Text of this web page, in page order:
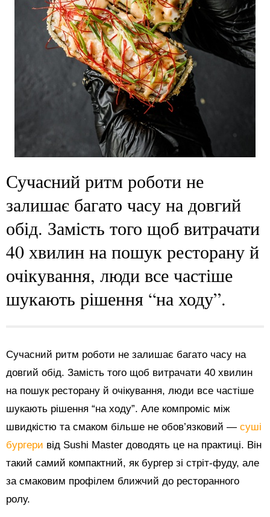
Сучасний ритм роботи не
залишає багато часу на довгий
обід. Замість того щоб витрачати
40 хвилин на пошук ресторану й
очікування, люди все частіше
шукають рішення “на ходу”.
Сучасний ритм роботи не залишає багато часу на
довгий обід. Замість того щоб витрачати 40 хвилин
на пошук ресторану й очікування, люди все частіше
шукають рішення “на ходу”. Але компроміс між
швидкістю та смаком більше не обов’язковий — суші
бургери від Sushi Master доводять це на практиці. Він
такий самий компактний, як бургер зі стріт-фуду, але
за смаковим профілем ближчий до ресторанного
ролу.